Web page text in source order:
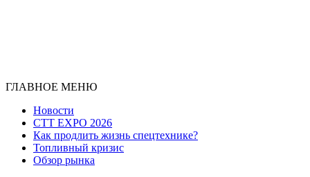
ГЛАВНОЕ МЕНЮ
Новости
CTT EXPO 2026
Как продлить жизнь спецтехнике?
Топливный кризис
Обзор рынка